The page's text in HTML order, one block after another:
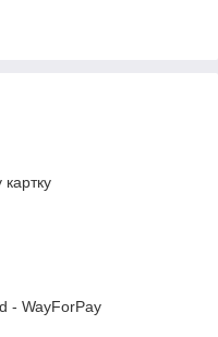
- WayForPay